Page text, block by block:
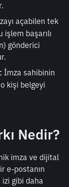
açabilen tek
işlem başarılı
gönderici
İmza sahibinin
kişi belgeyi
Nedir?
imza ve dijital
e-postanın
izi gibi daha